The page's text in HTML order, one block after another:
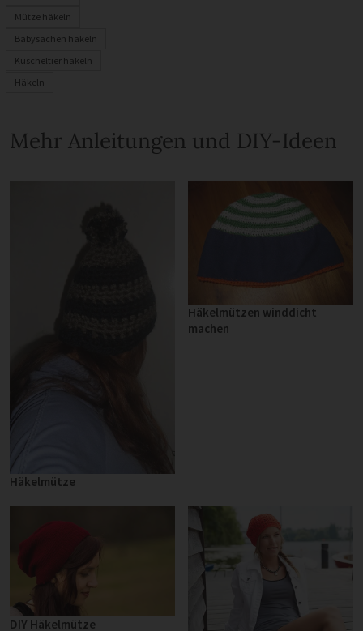
Mütze häkeln
Babysachen häkeln
Kuscheltier häkeln
Häkeln
Mehr Anleitungen und DIY-Ideen
Häkelmütze
Häkelmützen winddicht
machen
DIY Häkelmütze